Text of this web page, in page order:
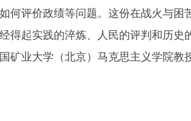
何评价政绩等问题。这份在战火与
得起实践的淬炼、人民的评判和历史
矿业大学（北京）马克思主义学院教